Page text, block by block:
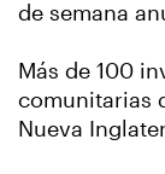
de semana
Más de 100
comunitarias
Nueva